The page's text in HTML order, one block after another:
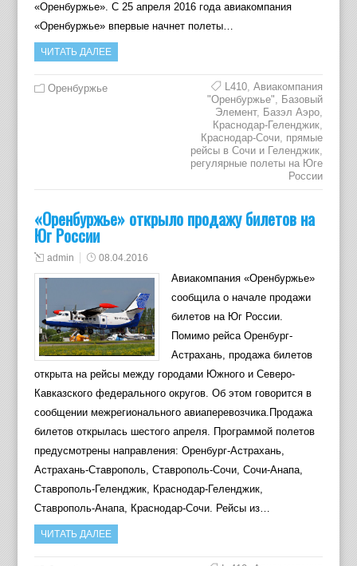
«Оренбуржье». С 25 апреля 2016 года авиакомпания
«Оренбуржье» впервые начнет полеты…
ЧИТАТЬ ДАЛЕЕ
Оренбуржье L410,Авиакомпания
"Оренбуржье", Базовый
Элемент, Базэл Аэро,
Краснодар-Геленджик,
Краснодар-Сочи, прямые
рейсы в Сочи и Геленджик,
регулярные полеты на Юге
России
«Оренбуржье» открыло продажу билетов на
Юг России
admin 08.04.2016
Авиакомпания «Оренбуржье»
сообщила о начале продажи
билетов на Юг России.
Помимо рейса Оренбург-
Астрахань, продажа билетов
открыта на рейсы между городами Южного и Северо-
Кавказского федерального округов. Об этом говорится в
сообщении межрегионального авиаперевозчика.Продажа
билетов открылась шестого апреля. Программой полетов
предусмотрены направления: Оренбург-Астрахань,
Астрахань-Ставрополь, Ставрополь-Сочи, Сочи-Анапа,
Ставрополь-Геленджик, Краснодар-Геленджик,
Ставрополь-Анапа, Краснодар-Сочи. Рейсы из…
ЧИТАТЬ ДАЛЕЕ